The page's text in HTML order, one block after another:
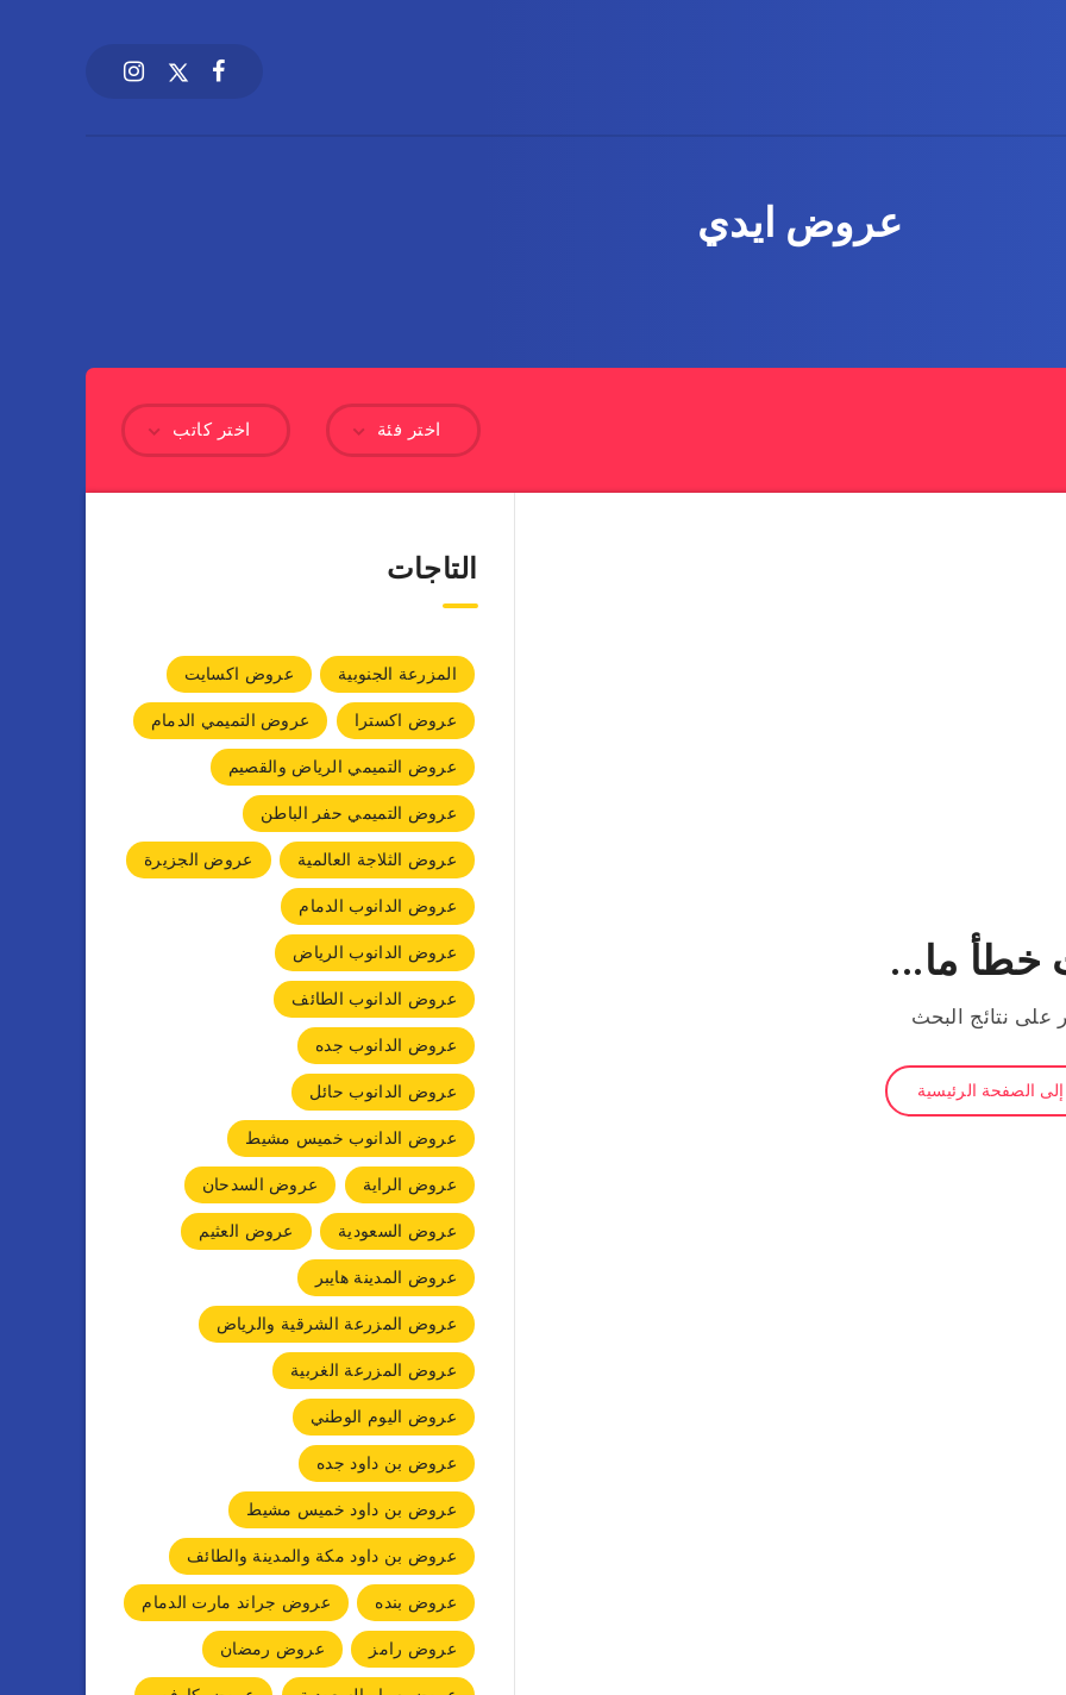
عروض ايدي
اختر كاتب اختر فئة
ما...
على نتائج البحث
الصفحة الرئيسية
التاجات
المزرعة الجنوبية
عروض اكسايت
عروض اكسترا
عروض التميمي الدمام
عروض التميمي الرياض والقصيم
عروض التميمي حفر الباطن
عروض الثلاجة العالمية
عروض الجزيرة
عروض الدانوب الدمام
عروض الدانوب الرياض
عروض الدانوب الطائف
عروض الدانوب جده
عروض الدانوب حائل
عروض الدانوب خميس مشيط
عروض الراية
عروض السدحان
عروض السعودية
عروض العثيم
عروض المدينة هايبر
عروض المزرعة الشرقية والرياض
عروض المزرعة الغربية
عروض اليوم الوطني
عروض بن داود جده
عروض بن داود خميس مشيط
عروض بن داود مكة والمدينة والطائف
عروض بنده
عروض جراند مارت الدمام
عروض رامز
عروض رمضان